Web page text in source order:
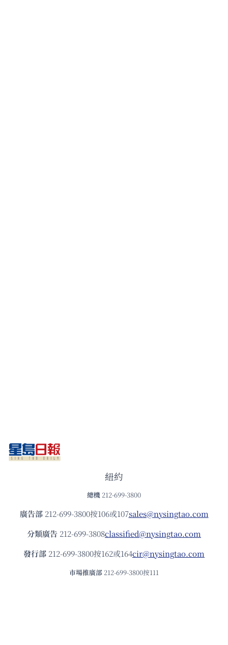
紐約
總機 212-699-3800
廣告部212-699-3800按106或107sales@nysingtao.com
分類廣告 212-699-3808classified@nysingtao.com
發⾏部 212-699-3800按162或164cir@nysingtao.com
市場推廣部 212-699-3800按111